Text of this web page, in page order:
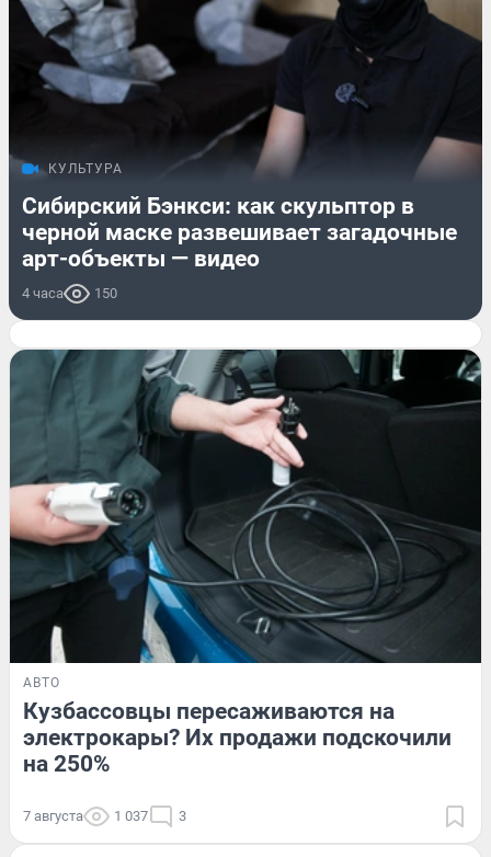
КУЛЬТУРА
Сибирский Бэнкси: как скульптор в
черной маске развешивает загадочные
арт-объекты — видео
4 часа 150
АВТО
Кузбассовцы пересаживаются на
электрокары? Их продажи подскочили
на 250%
7 августа 1 037 3